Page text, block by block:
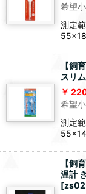
希望
測定
【飼
スリ
希望
測定
【飼
温計
[